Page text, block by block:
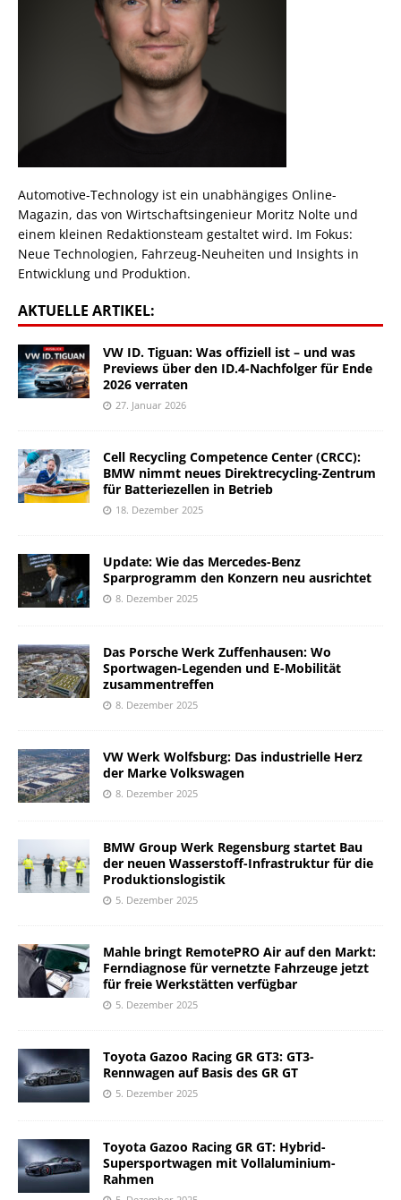
Automotive-Technology ist ein unabhängiges Online-
Magazin, das von Wirtschaftsingenieur Moritz Nolte und
einem kleinen Redaktionsteam gestaltet wird. Im Fokus:
Neue Technologien, Fahrzeug-Neuheiten und Insights in
Entwicklung und Produktion.
AKTUELLE ARTIKEL:
VW ID. Tiguan: Was offiziell ist – und was
Previews über den ID.4-Nachfolger für Ende
2026 verraten
27. Januar 2026
Cell Recycling Competence Center (CRCC):
BMW nimmt neues Direktrecycling-Zentrum
für Batteriezellen in Betrieb
18. Dezember 2025
Update: Wie das Mercedes-Benz
Sparprogramm den Konzern neu ausrichtet
8. Dezember 2025
Das Porsche Werk Zuffenhausen: Wo
Sportwagen-Legenden und E-Mobilität
zusammentreffen
8. Dezember 2025
VW Werk Wolfsburg: Das industrielle Herz
der Marke Volkswagen
8. Dezember 2025
BMW Group Werk Regensburg startet Bau
der neuen Wasserstoff-Infrastruktur für die
Produktionslogistik
5. Dezember 2025
Mahle bringt RemotePRO Air auf den Markt:
Ferndiagnose für vernetzte Fahrzeuge jetzt
für freie Werkstätten verfügbar
5. Dezember 2025
Toyota Gazoo Racing GR GT3: GT3-
Rennwagen auf Basis des GR GT
5. Dezember 2025
Toyota Gazoo Racing GR GT: Hybrid-
Supersportwagen mit Vollaluminium-
Rahmen